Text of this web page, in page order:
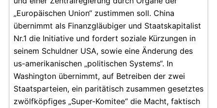
„Europäischen Union“ zustimmen soll. China
übernimmt als Finanzgläubiger und Staatskapitalist
Nr.1 die Initiative und fordert soziale Kürzungen in
seinem Schuldner USA, sowie eine Änderung des
us-amerikanischen „politischen Systems“. In
Washington übernimmt, auf Betreiben der zwei
Staatsparteien, ein paritätisch zusammen gesetztes
zwölfköpfiges „Super-Komitee“ die Macht, faktisch